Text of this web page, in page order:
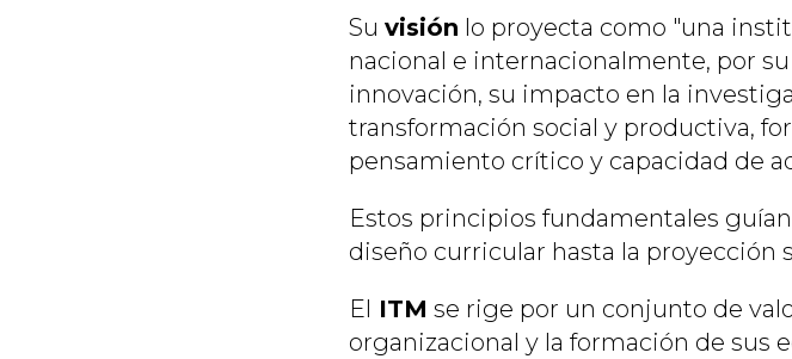
Su visión lo proyecta como "una
nacional e internacionalmente, por
innovación, su impacto en la
transformación social y productiva,
pensamiento crítico y capacidad de
Estos principios fundamentales
diseño curricular hasta la proyección
El ITM se rige por un conjunto de
organizacional y la formación de sus